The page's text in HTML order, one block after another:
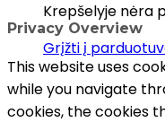
Krepšelyje nėra
Grįžti į
Privacy Overview
This website uses
while you navigate
cookies, the cookies